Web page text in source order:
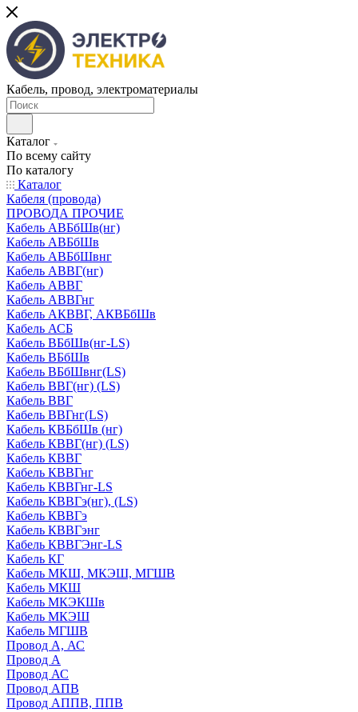
Кабель, провод, электроматериалы
Каталог
По всему сайту
По каталогу
Каталог
Кабеля (провода)
ПРОВОДА ПРОЧИЕ
Кабель АВБбШв(нг)
Кабель АВБбШв
Кабель АВБбШвнг
Кабель АВВГ(нг)
Кабель АВВГ
Кабель АВВГнг
Кабель АКВВГ, АКВБбШв
Кабель АСБ
Кабель ВБбШв(нг-LS)
Кабель ВБбШв
Кабель ВБбШвнг(LS)
Кабель ВВГ(нг) (LS)
Кабель ВВГ
Кабель ВВГнг(LS)
Кабель КВБбШв (нг)
Кабель КВВГ(нг) (LS)
Кабель КВВГ
Кабель КВВГнг
Кабель КВВГнг-LS
Кабель КВВГэ(нг), (LS)
Кабель КВВГэ
Кабель КВВГэнг
Кабель КВВГЭнг-LS
Кабель КГ
Кабель МКШ, МКЭШ, МГШВ
Кабель МКШ
Кабель МКЭКШв
Кабель МКЭШ
Кабель МГШВ
Провод А, АС
Провод А
Провод АС
Провод АПВ
Провод АППВ, ППВ